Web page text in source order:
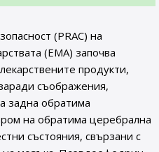
(PRAC) на
(ЕМА) започва
продукти,
съображения,
задна обратима
на обратима церебрална
състояния, свързани с